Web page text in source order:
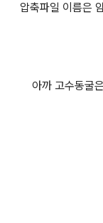
압축파일 이름은
아까 고수동굴